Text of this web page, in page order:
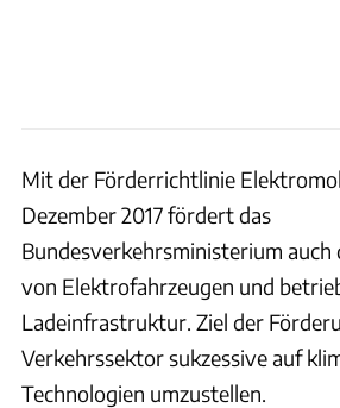
Mit der Förderrichtlinie
Dezember 2017 fördert das
Bundesverkehrsministerium auch
von Elektrofahrzeugen und
Ladeinfrastruktur. Ziel der
Verkehrssektor sukzessive auf
Technologien umzustellen.